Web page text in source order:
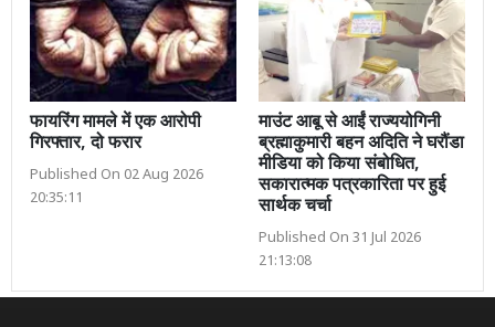
फायरिंग मामले में एक आरोपी
गिरफ्तार, दो फरार
Published On 02 Aug 2026
20:35:11
माउंट आबू से आईं राज्ययोगिनी
ब्रह्माकुमारी बहन अदिति ने घरौंडा
मीडिया को किया संबोधित,
सकारात्मक पत्रकारिता पर हुई
सार्थक चर्चा
Published On 31 Jul 2026
21:13:08